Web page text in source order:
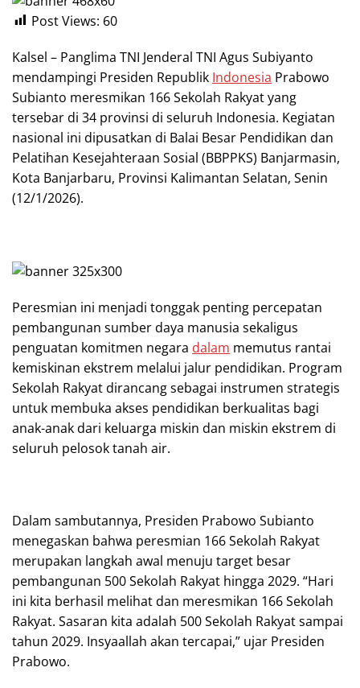
Post Views: 60
Kalsel – Panglima TNI Jenderal TNI Agus Subiyanto
mendampingi Presiden Republik Indonesia Prabowo
Subianto meresmikan 166 Sekolah Rakyat yang
tersebar di 34 provinsi di seluruh Indonesia. Kegiatan
nasional ini dipusatkan di Balai Besar Pendidikan dan
Pelatihan Kesejahteraan Sosial (BBPPKS) Banjarmasin,
Kota Banjarbaru, Provinsi Kalimantan Selatan, Senin
(12/1/2026).
Peresmian ini menjadi tonggak penting percepatan
pembangunan sumber daya manusia sekaligus
penguatan komitmen negara dalam memutus rantai
kemiskinan ekstrem melalui jalur pendidikan. Program
Sekolah Rakyat dirancang sebagai instrumen strategis
untuk membuka akses pendidikan berkualitas bagi
anak-anak dari keluarga miskin dan miskin ekstrem di
seluruh pelosok tanah air.
Dalam sambutannya, Presiden Prabowo Subianto
menegaskan bahwa peresmian 166 Sekolah Rakyat
merupakan langkah awal menuju target besar
pembangunan 500 Sekolah Rakyat hingga 2029. “Hari
ini kita berhasil melihat dan meresmikan 166 Sekolah
Rakyat. Sasaran kita adalah 500 Sekolah Rakyat sampai
tahun 2029. Insyaallah akan tercapai,” ujar Presiden
Prabowo.